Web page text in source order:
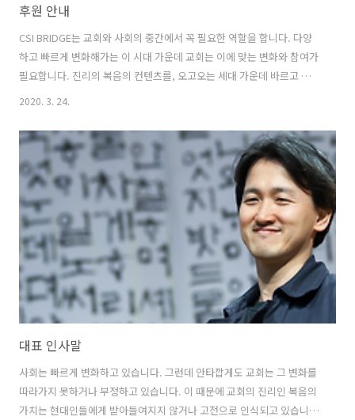
후원 안내
CSI BRIDGE는 교회와 사회의 중간에서 꼭 필요한 역할을 합니다. 다양
하고 빠르게 변화해가는 이 시대 가운데 교회는 이에 맞는 변화와 참여가
필요합니다. 진리의 복음의 컨텐츠를, 오고오는 세대 가운데 바르고 효율
적으로 전하기 위해 사회를 이해하고 그들속으로 파고들며, 뱀처럼 지혜
는 이 일을 자비량으로 진행합니다. 여러분이 후원해주시면 더 효과적으
로 더 많은 일들을 감당할 수 있습니다. 매월 정해진 금액으로 후원해주
십시오. 자동이체로 신청해주시면 감사하겠습니다. 사역을 보시고 1회
로 후원해주실 분들도 좋습니다. 우리 모두가 하나님의 일을 할 뿐이고,
우리는 각자 맡은 위치에서 하나님을 기쁘시게 하기 위해서 일합니다. 서
로 연..
2020. 3. 24.
대표 인사말
사회는 빠르게 변화하고 있습니다. 그런데 안타깝게도 교회는 그 변화를
따라가지 못하거나 부정하고 있습니다. 이 때문에 교회의 진리인 복음의
가치는 현대인들에게 받아들여지지 않거나 고전으로 인식되고 있습니